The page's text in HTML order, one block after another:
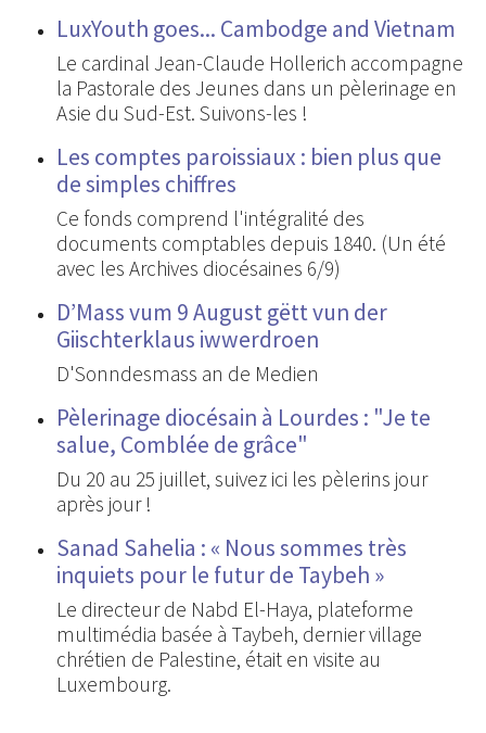
LuxYouth goes... Cambodge and Vietnam
Le cardinal Jean-Claude Hollerich accompagne
la Pastorale des Jeunes dans un pèlerinage en
Asie du Sud-Est. Suivons-les !
Les comptes paroissiaux : bien plus que
de simples chiffres
Ce fonds comprend l'intégralité des
documents comptables depuis 1840. (Un été
avec les Archives diocésaines 6/9)
D’Mass vum 9 August gëtt vun der
Giischterklaus iwwerdroen
D'Sonndesmass an de Medien
Pèlerinage diocésain à Lourdes : "Je te
salue, Comblée de grâce"
Du 20 au 25 juillet, suivez ici les pèlerins jour
après jour !
Sanad Sahelia : « Nous sommes très
inquiets pour le futur de Taybeh »
Le directeur de Nabd El-Haya, plateforme
multimédia basée à Taybeh, dernier village
chrétien de Palestine, était en visite au
Luxembourg.